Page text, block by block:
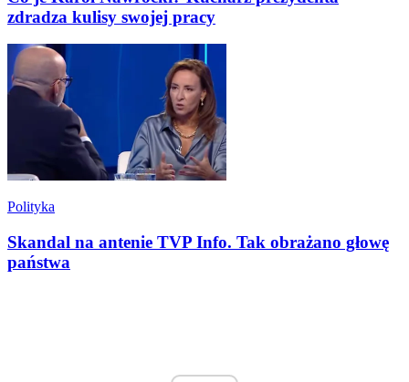
zdradza kulisy swojej pracy
Polityka
Skandal na antenie TVP Info. Tak obrażano głowę
państwa